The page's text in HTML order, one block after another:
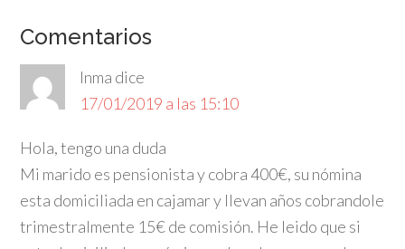
Comentarios
Inma dice
17/01/2019 a las 15:10
Hola, tengo una duda
Mi marido es pensionista y cobra 400€, su nómina
esta domiciliada en cajamar y llevan años cobrandole
trimestralmente 15€ de comisión. He leido que si